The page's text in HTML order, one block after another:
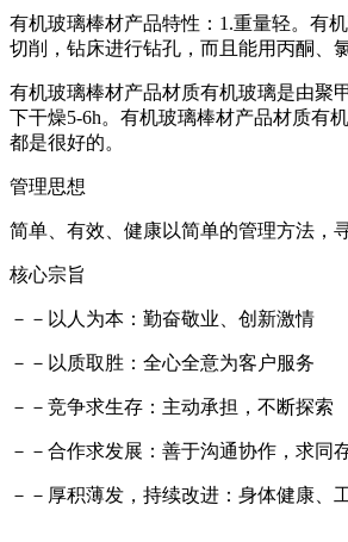
有机玻璃棒材产品特性：1.重量轻。有
切削，钻床进行钻孔，而且能用丙酮、
有机玻璃棒材产品材质有机玻璃是由聚
下干燥5-6h。有机玻璃棒材产品材质有
都是很好的。
管理思想
简单、有效、健康以简单的管理方法，
核心宗旨
－－以人为本：勤奋敬业、创新激情
－－以质取胜：全心全意为客户服务
－－竞争求生存：主动承担，不断探索
－－合作求发展：善于沟通协作，求同
－－厚积薄发，持续改进：身体健康、